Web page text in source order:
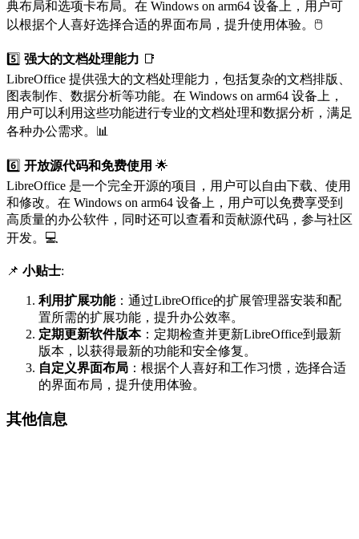
典布局和选项卡布局。在 Windows on arm64 设备上，用户可
以根据个人喜好选择合适的界面布局，提升使用体验。🖱️
5️⃣ 强大的文档处理能力 📑
LibreOffice 提供强大的文档处理能力，包括复杂的文档排版、
图表制作、数据分析等功能。在 Windows on arm64 设备上，
用户可以利用这些功能进行专业的文档处理和数据分析，满足
各种办公需求。📊
6️⃣ 开放源代码和免费使用 🌟
LibreOffice 是一个完全开源的项目，用户可以自由下载、使用
和修改。在 Windows on arm64 设备上，用户可以免费享受到
高质量的办公软件，同时还可以查看和贡献源代码，参与社区
开发。💻
📌 小贴士:
利用扩展功能：通过LibreOffice的扩展管理器安装和配
置所需的扩展功能，提升办公效率。
定期更新软件版本：定期检查并更新LibreOffice到最新
版本，以获得最新的功能和安全修复。
自定义界面布局 ：根据个人喜好和工作习惯，选择合适
的界面布局，提升使用体验。
其他信息